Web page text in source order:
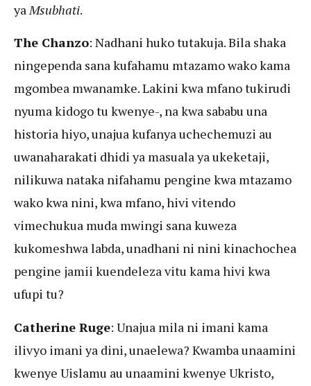
yaMsubhati.
The Chanzo: Nadhani huko tutakuja. Bila shaka
ningependa sana kufahamu mtazamo wako kama
mgombea mwanamke. Lakini kwa mfano tukirudi
nyuma kidogo tu kwenye-, na kwa sababu una
historia hiyo, unajua kufanya uchechemuzi au
uwanaharakati dhidi ya masuala ya ukeketaji,
nilikuwa nataka nifahamu pengine kwa mtazamo
wako kwa nini, kwa mfano, hivi vitendo
vimechukua muda mwingi sana kuweza
kukomeshwa labda, unadhani ni nini kinachochea
pengine jamii kuendeleza vitu kama hivi kwa
ufupi tu?
Catherine Ruge: Unajua mila ni imani kama
ilivyo imani ya dini, unaelewa? Kwamba unaamini
kwenye Uislamu au unaamini kwenye Ukristo,